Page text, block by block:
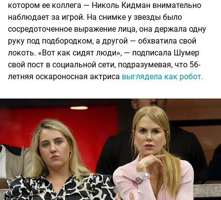
котором ее коллега — Николь Кидман внимательно
наблюдает за игрой. На снимке у звезды было
сосредоточенное выражение лица, она держала одну
руку под подбородком, а другой — обхватила свой
локоть. «Вот как сидят люди», — подписала Шумер
свой пост в социальной сети, подразумевая, что 56-
летняя оскароносная актриса выглядела как робот.